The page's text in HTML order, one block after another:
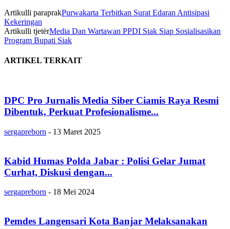
Artikulli paraprakPurwakarta Terbitkan Surat Edaran Antisipasi
Kekeringan
Artikulli tjetërMedia Dan Wartawan PPDI Siak Siap Sosialisasikan
Program Bupati Siak
ARTIKEL TERKAIT
DPC Pro Jurnalis Media Siber Ciamis Raya Resmi
Dibentuk, Perkuat Profesionalisme...
sergapreborn - 13 Maret 2025
Kabid Humas Polda Jabar : Polisi Gelar Jumat
Curhat, Diskusi dengan...
sergapreborn - 18 Mei 2024
Pemdes Langensari Kota Banjar Melaksanakan